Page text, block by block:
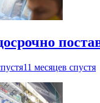
11 месяцев спустя